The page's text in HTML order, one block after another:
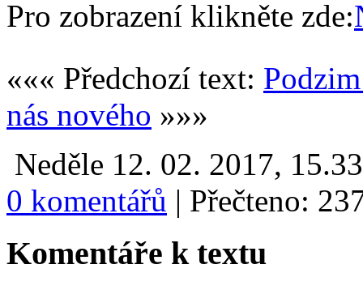
Pro zobrazení klikněte zde:
««« Předchozí text:
nás nového »»»
Neděle 12. 02. 2017,
0 komentářů | Přečteno:
Komentáře k textu